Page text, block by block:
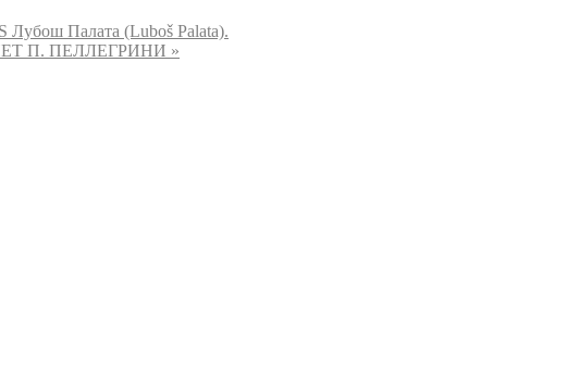
Лубош Палата (Luboš Palata).
П. ПЕЛЛЕГРИНИ »